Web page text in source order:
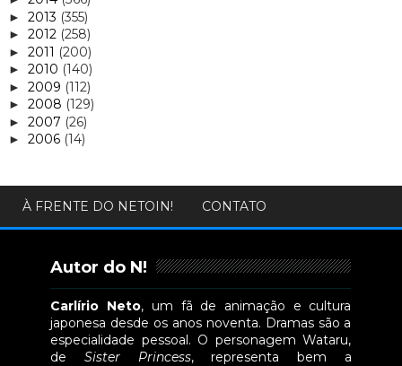
► 2013 (355)
► 2012 (258)
► 2011 (200)
► 2010 (140)
► 2009 (112)
► 2008 (129)
► 2007 (26)
► 2006 (14)
À FRENTE DO NETOIN! CONTATO
Autor do N!
Carlírio Neto, um fã de animação e cultura
japonesa desde os anos noventa. Dramas são a
especialidade pessoal. O personagem Wataru,
deSister Princess, representa bem a